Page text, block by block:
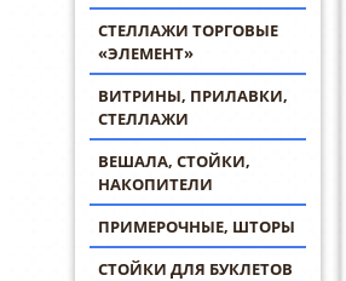
СТЕЛЛАЖИ ТОРГОВЫЕ
«ЭЛЕМЕНТ»
ВИТРИНЫ, ПРИЛАВКИ,
СТЕЛЛАЖИ
ВЕШАЛА, СТОЙКИ,
НАКОПИТЕЛИ
ПРИМЕРОЧНЫЕ, ШТОРЫ
СТОЙКИ ДЛЯ БУКЛЕТОВ